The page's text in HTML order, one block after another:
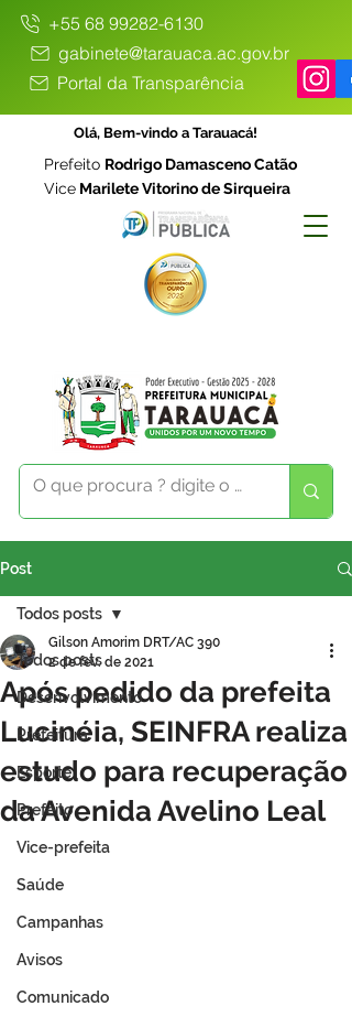
+55 68 99282-6130
gabinete@tarauaca.ac.gov.br
Portal da Transparência
Olá, Bem-vindo a Tarauacá!
Prefeito Rodrigo Damasceno Catão
Vice Marilete Vitorino de Sirqueira
Post
Todos posts
Desenvolvimento
Prefeitura
Esporte
Prefeito
Vice-prefeita
Saúde
Campanhas
Avisos
Comunicado
Todos posts
Após pedido da prefeita
Lucinéia, SEINFRA realiza
estudo para recuperação
da Avenida Avelino Leal
Gilson Amorim DRT/AC 390
2 de fev. de 2021